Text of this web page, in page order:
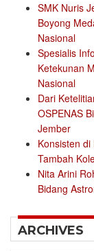
SMK Nuris
Boyong
Nasional
Spesialis
Ketekunan
Nasional
Dari
OSPENAS
Jember
Konsisten
Tambah
Nita Arini
Bidang
ARCHIVES